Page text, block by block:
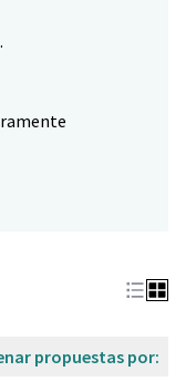
propuestas por: